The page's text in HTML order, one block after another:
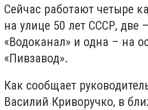
Сейчас работают четыре
на улице 50 лет СССР, две
«Водоканал» и одна – на
«Пивзавод».
Как сообщает
Василий Криворучко, в